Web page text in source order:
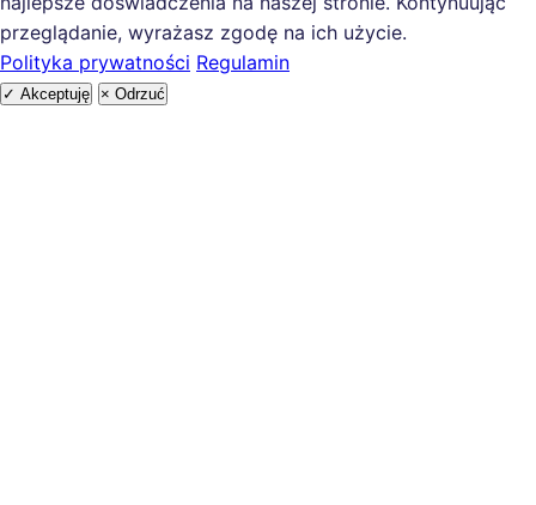
przeglądanie, wyrażasz zgodę na ich użycie.
Polityka prywatności Regulamin
✓ Akceptuję × Odrzuć